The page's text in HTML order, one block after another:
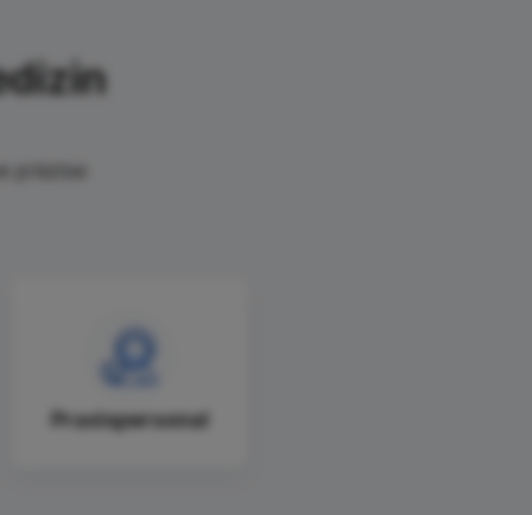
Praxispersonal